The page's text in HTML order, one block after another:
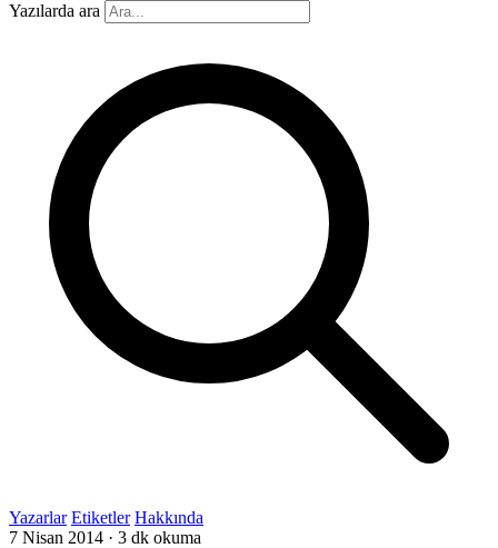
Yazılarda ara
Yazarlar Etiketler Hakkında
7 Nisan 2014 · 3 dk okuma